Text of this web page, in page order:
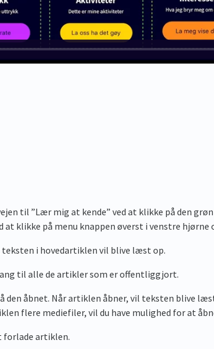
til ”Lær mig at kende” ved at klikke på den
at klikke på menu knappen øverst i venstre
i hovedartiklen vil blive læst op.
til alle de artikler som er offentliggjort.
åbnet. Når artiklen åbner, vil teksten blive
flere mediefiler, vil du have mulighed for at
forlade artiklen.